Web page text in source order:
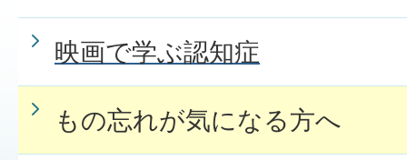
映画で学ぶ認知症
もの忘れが気になる方へ